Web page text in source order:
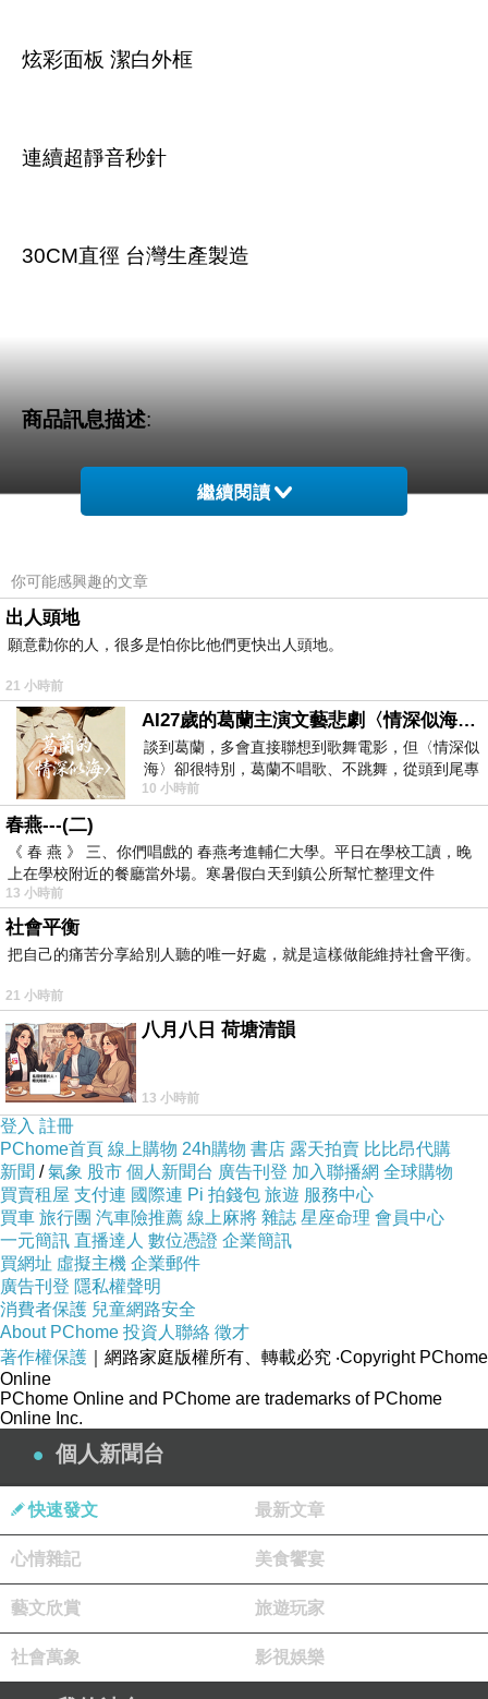
炫彩面板 潔白外框
連續超靜音秒針
30CM直徑 台灣生產製造
商品訊息描述:
口味的選擇，時尚簡潔風格，超靜音連續秒針，多款色系搭配，給生活
商品規格:
1.30CM直徑，適合三四坪空間居家使用。
2.不退潮流色系，出色的選擇！
3.簡約設計，追求時尚不費功夫。
商品訊息簡述
商品名稱：百變炫彩超靜音掛鐘
◎型號：0931
繼續閱讀
你可能感興趣的文章
出人頭地
願意勸你的人，很多是怕你比他們更快出人頭地。
21 小時前
AI27歲的葛蘭主演文藝悲劇〈情深似海〉 #戀上老電影 #葛蘭 #粟子
談到葛蘭，多會直接聯想到歌舞電影，但〈情深似
海〉卻很特別，葛蘭不唱歌、不跳舞，從頭到尾專
心演戲。拍攝期間，經常工作超過12個鐘
10 小時前
春燕---(二)
《 春 燕 》 三、你們唱戲的 春燕考進輔仁大學。平日在學校工讀，晚
上在學校附近的餐廳當外場。寒暑假白天到鎮公所幫忙整理文件
13 小時前
社會平衡
把自己的痛苦分享給別人聽的唯一好處，就是這樣做能維持社會平衡。
21 小時前
八月八日 荷塘清韻
13 小時前
登入 註冊
PChome首頁 線上購物 24h購物 書店 露天拍賣 比比昂代購
新聞 /氣象 股市 個人新聞台 廣告刊登 加入聯播網 全球購物
買賣租屋 支付連 國際連 Pi 拍錢包 旅遊 服務中心
買車 旅行團 汽車險推薦 線上麻將 雜誌 星座命理 會員中心
一元簡訊 直播達人 數位憑證 企業簡訊
買網址 虛擬主機 企業郵件
廣告刊登 隱私權聲明
消費者保護 兒童網路安全
About PChome 投資人聯絡 徵才
著作權保護 ｜網路家庭版權所有、轉載必究 ‧Copyright PChome
Online
PChome Online and PChome are trademarks of PChome
Online Inc.
個人新聞台
快速發文 最新文章
心情雜記 美食饗宴
藝文欣賞 旅遊玩家
社會萬象 影視娛樂